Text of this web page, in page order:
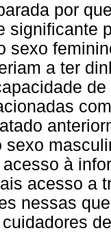
por
significante
sexo
a ter
sexo
à
acesso a
nessas